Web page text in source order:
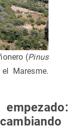
(Pinus
Maresme.